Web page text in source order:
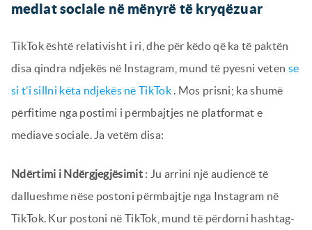
mediat sociale në mënyrë të kryqëzuar
TikTok është relativisht i ri, dhe për këdo që ka të paktën
disa qindra ndjekës në Instagram, mund të pyesni veten se
si t’i sillni këta ndjekës në TikTok. Mos prisni; ka shumë
përfitime nga postimi i përmbajtjes në platformat e
mediave sociale. Ja vetëm disa:
Ndërtimi i Ndërgjegjësimit: Ju arrini një audiencë të
dallueshme nëse postoni përmbajtje nga Instagram në
TikTok. Kur postoni në TikTok, mund të përdorni hashtag-